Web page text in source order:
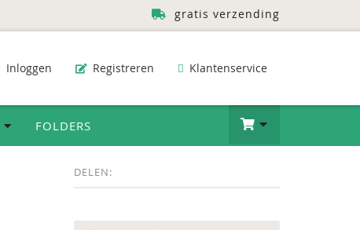
gratis verzending
Inloggen Registreren Klantenservice
FOLDERS
DELEN: